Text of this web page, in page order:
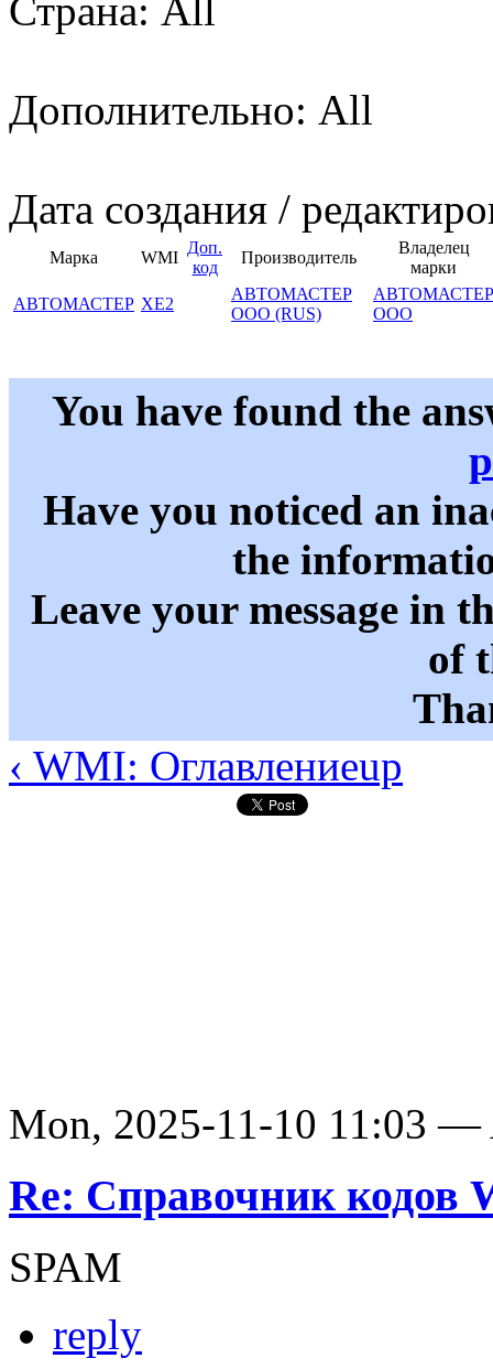
Страна: All
Дополнительно: All
Дата создания /
Марка WMI
Доп.
код
Производитель
Владелец
марки
АВТОМАСТЕР XE2
АВТОМАСТЕР
ООО (RUS)
АВТОМАСТЕР
ООО
You have found the
Have you noticed an
the
Leave your message in
of
‹ WMI: Оглавлениеup
Mon, 2025-11-10 11:03 —
Re: Справочник кодов
SPAM
reply